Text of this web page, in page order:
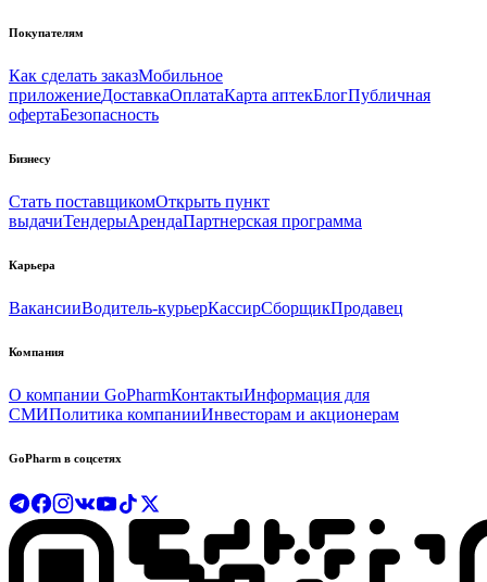
Покупателям
Как сделать заказМобильное
приложениеДоставкаОплатаКарта аптекБлогПубличная
офертаБезопасность
Бизнесу
Стать поставщикомОткрыть пункт
выдачиТендерыАрендаПартнерская программа
Карьера
ВакансииВодитель-курьерКассирСборщикПродавец
Компания
О компании GoPharmКонтактыИнформация для
СМИПолитика компанииИнвесторам и акционерам
GoPharm в соцсетях